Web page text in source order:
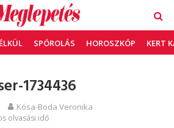
SPÓROLÁS HOROSZKÓP KERT
1734436
Kósa-Boda Veronika
olvasási idő